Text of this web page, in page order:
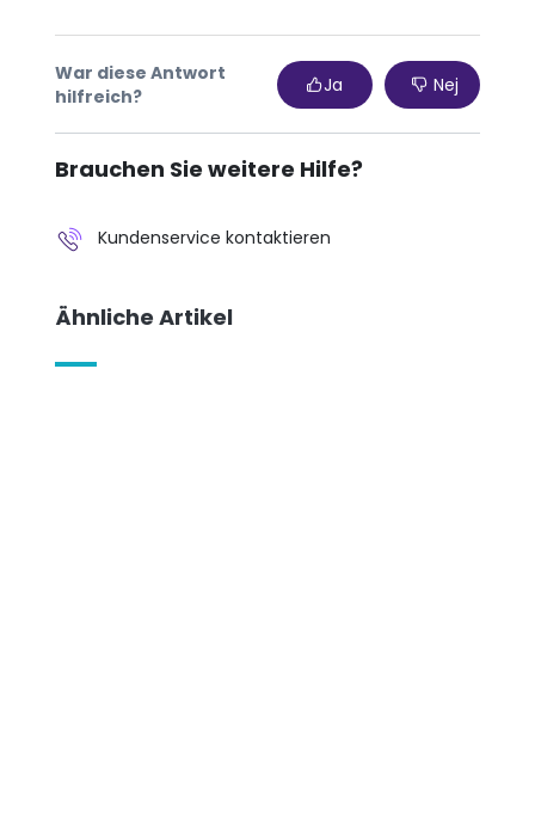
War diese Antwort
hilfreich?
Ja Nej
Brauchen Sie weitere Hilfe?
Kundenservice kontaktieren
Ähnliche Artikel